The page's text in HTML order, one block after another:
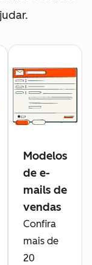
Modelos
de e-
mails de
vendas
Confira
mais de
20